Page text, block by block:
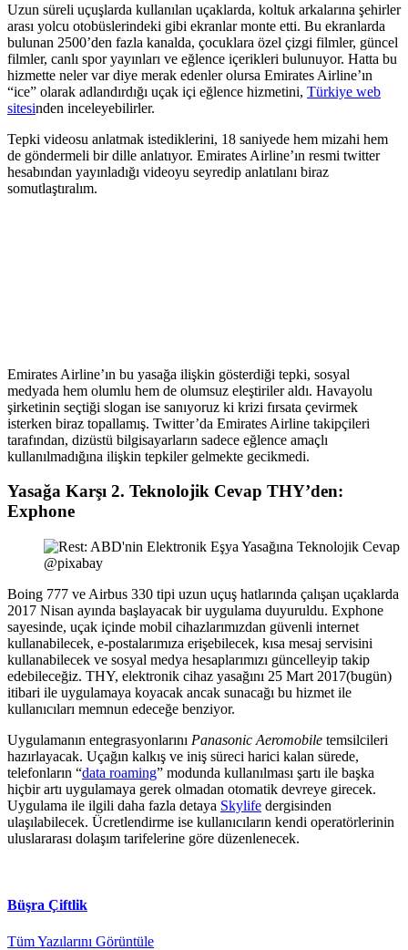
Uzun süreli uçuşlarda kullanılan uçaklarda, koltuk arkalarına şehirler
arası yolcu otobüslerindeki gibi ekranlar monte etti. Bu ekranlarda
bulunan 2500’den fazla kanalda, çocuklara özel çizgi filmler, güncel
filmler, canlı spor yayınları ve eğlence içerikleri bulunuyor. Hatta bu
hizmette neler var diye merak edenler olursa Emirates Airline’ın
“ice” olarak adlandırdığı uçak içi eğlence hizmetini, Türkiye web
sitesinden inceleyebilirler.
Tepki videosu anlatmak istediklerini, 18 saniyede hem mizahi hem
de göndermeli bir dille anlatıyor. Emirates Airline’ın resmi twitter
hesabından yayınladığı videoyu seyredip anlatılanı biraz
somutlaştıralım.
Emirates Airline’ın bu yasağa ilişkin gösterdiği tepki, sosyal
medyada hem olumlu hem de olumsuz eleştiriler aldı. Havayolu
şirketinin seçtiği slogan ise sanıyoruz ki krizi fırsata çevirmek
isterken biraz topallamış. Twitter’da Emirates Airline takipçileri
tarafından, dizüstü bilgisayarların sadece eğlence amaçlı
kullanılmadığına ilişkin tepkiler gelmekte gecikmedi.
Yasağa Karşı 2. Teknolojik Cevap THY’den:
Exphone
@pixabay
Boing 777 ve Airbus 330 tipi uzun uçuş hatlarında çalışan uçaklarda
2017 Nisan ayında başlayacak bir uygulama duyuruldu. Exphone
sayesinde, uçak içinde mobil cihazlarımızdan güvenli internet
kullanabilecek, e-postalarımıza erişebilecek, kısa mesaj servisini
kullanabilecek ve sosyal medya hesaplarımızı güncelleyip takip
edebileceğiz. THY, elektronik cihaz yasağını 25 Mart 2017(bugün)
itibari ile uygulamaya koyacak ancak sunacağı bu hizmet ile
kullanıcıları memnun edeceğe benziyor.
Uygulamanın entegrasyonlarını Panasonic Aeromobile temsilcileri
hazırlayacak. Uçağın kalkış ve iniş süreci harici kalan sürede,
telefonların “data roaming” modunda kullanılması şartı ile başka
hiçbir artı uygulamaya gerek olmadan otomatik devreye girecek.
Uygulama ile ilgili daha fazla detaya Skylife dergisinden
ulaşılabilecek. Ücretlendirme ise kullanıcıların kendi operatörlerinin
uluslararası dolaşım tarifelerine göre düzenlenecek.
Büşra Çiftlik
Tüm Yazılarını Görüntüle